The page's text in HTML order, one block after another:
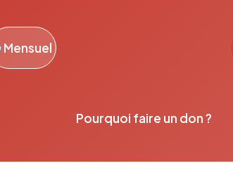
Mensuel
Pourquoi faire un don ?